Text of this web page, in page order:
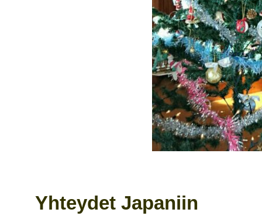
Yhteydet Japaniin